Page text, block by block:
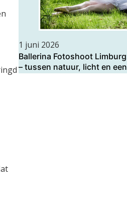
1 juni 2026
Ballerina Fotoshoot
– tussen natuur, licht en